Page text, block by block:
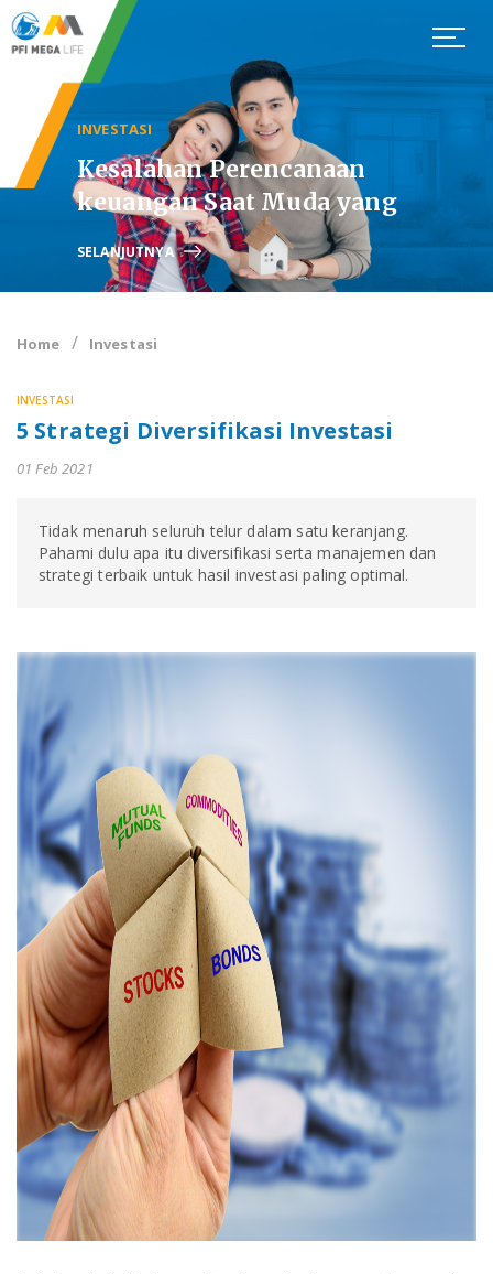
INVESTASI
Kesalahan Perencanaan
keuangan Saat Muda yang
Membuat Kita Harus Bekerja
Hingga Tua
SELANJUTNYA
Home Investasi
INVESTASI
5 Strategi Diversifikasi Investasi
01 Feb 2021
Tidak menaruh seluruh telur dalam satu keranjang.
Pahami dulu apa itu diversifikasi serta manajemen dan
strategi terbaik untuk hasil investasi paling optimal.